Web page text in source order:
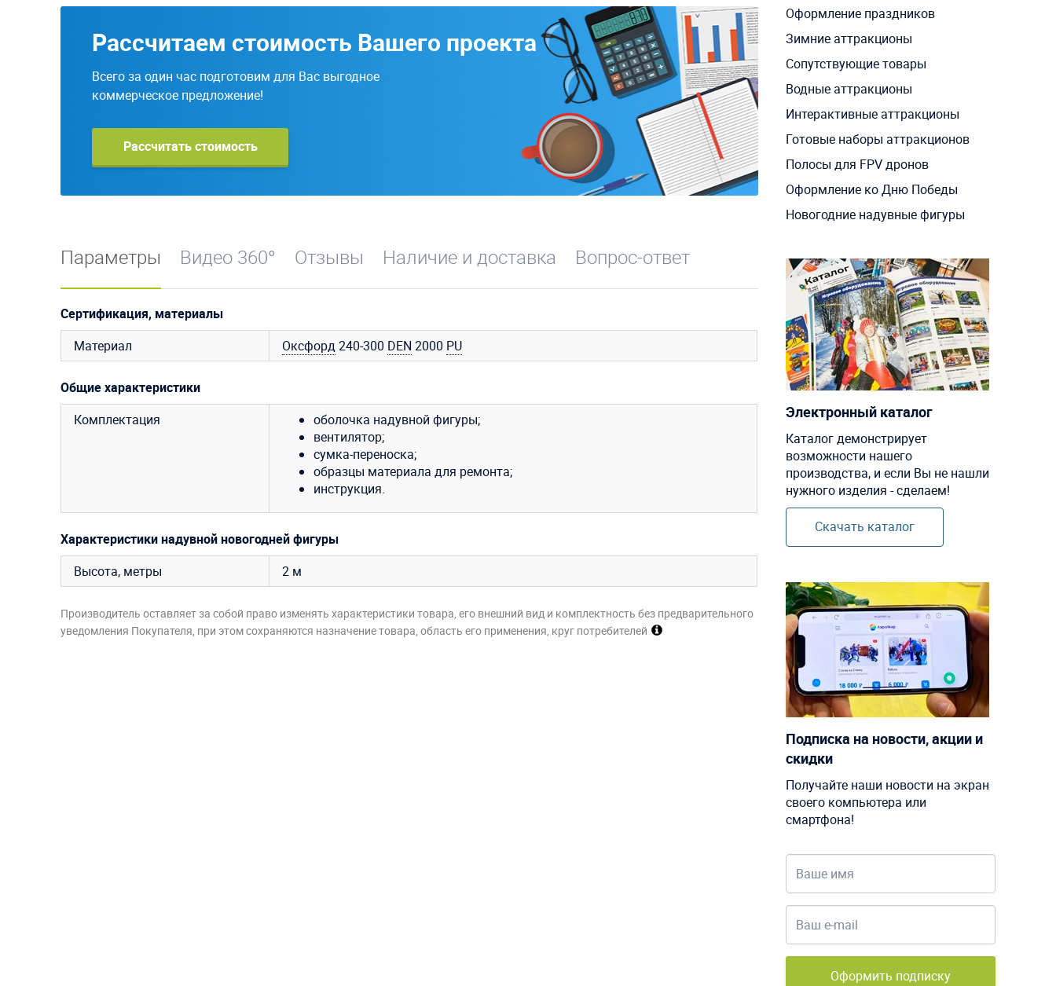
Рассчитаем стоимость Вашего проекта
Всего за один час подготовим для Вас выгодное
коммерческое предложение!
Рассчитать стоимость
Параметры Видео 360° Отзывы Наличие и доставка Вопрос-ответ
Сертификация, материалы
Материал
Оксфорд240-300 DEN 2000 PU
Общие характеристики
Комплектация
оболочка надувной фигуры;
вентилятор;
сумка-переноска;
образцы материала для ремонта;
инструкция.
Характеристики надувной новогодней фигуры
Высота, метры
2 м
Производитель оставляет за собой право изменять характеристики товара, его внешний вид и комплектность без предварительного
уведомления Покупателя, при этом сохраняются назначение товара, область его применения, круг потребителей
Оформление праздников
Зимние аттракционы
Сопутствующие товары
Водные аттракционы
Интерактивные аттракционы
Готовые наборы аттракционов
Полосы для FPV дронов
Оформление ко Дню Победы
Новогодние надувные фигуры
Электронный каталог
Каталог демонстрирует
возможности нашего
производства, и если Вы не нашли
нужного изделия - сделаем!
Скачать каталог
Подписка на новости, акции и
скидки
Получайте наши новости на экран
своего компьютера или
смартфона!
Оформить подписку